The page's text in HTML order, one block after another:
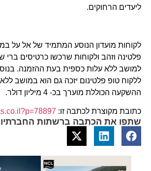
ליעדים הרחוקים.
לקוחות מועדון הנוסע המתמיד של אל על
פלטינה וזהב ולקוחות שרכשו כרטיסים ברי
למושב ללא עלות כספית בעת ההזמנה.
ללקוח טופ פלטינום יזכה גם הוא במושב
ההשקעה הכוללת מוערך בכ- 4 מיליון דולר.
כתובת מקוצרת לכתבה זו:
שתפו את הכתבה ברשתות